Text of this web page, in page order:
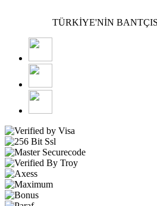
TÜRKİYE'NİN